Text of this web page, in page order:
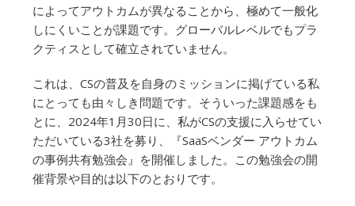
によってアウトカムが異なることから、極めて一般化
しにくいことが課題です。グローバルレベルでもプラ
クティスとして確立されていません。
これは、CSの普及を自身のミッションに掲げている私
にとっても由々しき問題です。そういった課題感をも
とに、2024年1月30日に、私がCSの支援に入らせてい
ただいている3社を募り、『SaaSベンダー アウトカム
の事例共有勉強会』を開催しました。この勉強会の開
催背景や目的は以下のとおりです。